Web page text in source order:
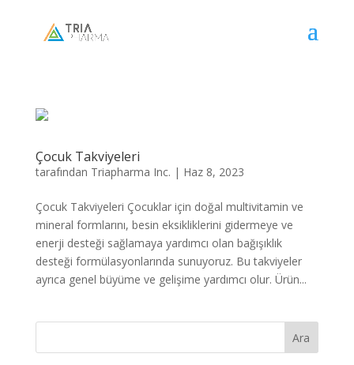
Çocuk Takviyeleri
tarafından Triapharma Inc. | Haz 8, 2023
Çocuk Takviyeleri Çocuklar için doğal multivitamin ve
mineral formlarını, besin eksikliklerini gidermeye ve
enerji desteği sağlamaya yardımcı olan bağışıklık
desteği formülasyonlarında sunuyoruz. Bu takviyeler
ayrıca genel büyüme ve gelişime yardımcı olur. Ürün...
Ara